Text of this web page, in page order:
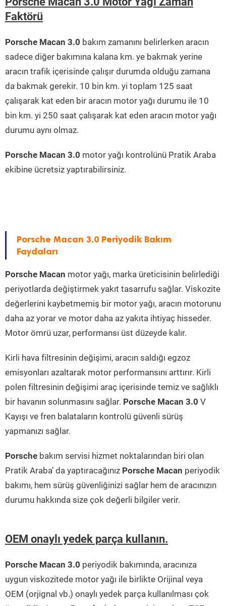
Faktörü
Porsche Macan 3.0 bakım zamanını belirlerken aracın
sadece diğer bakımına kalana km. ye bakmak yerine
aracın trafik içerisinde çalışır durumda olduğu zamana
da bakmak gerekir. 10 bin km. yi toplam 125 saat
çalışarak kat eden bir aracın motor yağı durumu ile 10
bin km. yi 250 saat çalışarak kat eden aracın motor yağı
durumu aynı olmaz.
Porsche Macan 3.0 motor yağı kontrolünü Pratik Araba
ekibine ücretsiz yaptırabilirsiniz.
Porsche Macan 3.0 Periyodik Bakım
Faydaları
Porsche Macan motor yağı, marka üreticisinin belirlediği
periyotlarda değiştirmek yakıt tasarrufu sağlar. Viskozite
değerlerini kaybetmemiş bir motor yağı, aracın motorunu
daha az yorar ve motor daha az yakıta ihtiyaç hisseder.
Motor ömrü uzar, performansı üst düzeyde kalır.
Kirli hava filtresinin değişimi, aracın saldığı egzoz
emisyonları azaltarak motor performansını arttırır. Kirli
polen filtresinin değişimi araç içerisinde temiz ve sağlıklı
bir havanın solunmasını sağlar. Porsche Macan 3.0 V
Kayışı ve fren balataların kontrolü güvenli sürüş
yapmanızı sağlar.
Porsche bakım servisi hizmet noktalarından biri olan
Pratik Araba’ da yaptıracağınız Porsche Macan periyodik
bakımı, hem sürüş güvenliğinizi sağlar hem de aracınızın
durumu hakkında size çok değerli bilgiler verir.
OEM onaylı yedek parça kullanın.
Porsche Macan 3.0 periyodik bakımında, aracınıza
uygun viskozitede motor yağı ile birlikte Orijinal veya
OEM (orjignal vb.) onaylı yedek parça kullanılması çok